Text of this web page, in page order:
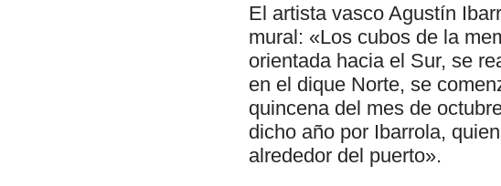
El artista vasco Agustín
mural: «Los cubos de la
orientada hacia el Sur, se
en el dique Norte, se
quincena del mes de
dicho año por Ibarrola,
alrededor del puerto».